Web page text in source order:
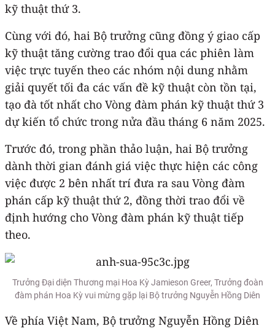
kỹ thuật thứ 3.
Cùng với đó, hai Bộ trưởng cũng đồng ý giao cấp
kỹ thuật tăng cường trao đổi qua các phiên làm
việc trực tuyến theo các nhóm nội dung nhằm
giải quyết tối đa các vấn đề kỹ thuật còn tồn tại,
tạo đà tốt nhất cho Vòng đàm phán kỹ thuật thứ 3
dự kiến tổ chức trong nửa đầu tháng 6 năm 2025.
Trước đó, trong phần thảo luận, hai Bộ trưởng
dành thời gian đánh giá việc thực hiện các công
việc được 2 bên nhất trí đưa ra sau Vòng đàm
phán cấp kỹ thuật thứ 2, đồng thời trao đổi về
định hướng cho Vòng đàm phán kỹ thuật tiếp
theo.
Trưởng Đại diện Thương mại Hoa Kỳ Jamieson Greer, Trưởng đoàn
đàm phán Hoa Kỳ vui mừng gặp lại Bộ trưởng Nguyễn Hồng Diên
Về phía Việt Nam, Bộ trưởng Nguyễn Hồng Diên